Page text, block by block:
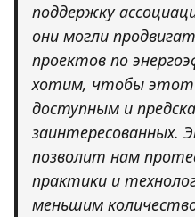
поддержку
они могли
проектов по
хотим, чтобы этот
доступным и
заинтересованных.
позволит нам
практики и
меньшим